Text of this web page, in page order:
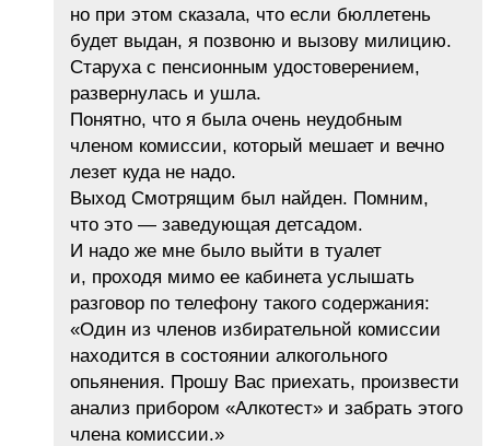
но при этом сказала, что если бюллетень
будет выдан, я позвоню и вызову милицию.
Старуха с пенсионным удостоверением,
развернулась и ушла.
Понятно, что я была очень неудобным
членом комиссии, который мешает и вечно
лезет куда не надо.
Выход Смотрящим был найден. Помним,
что это — заведующая детсадом.
И надо же мне было выйти в туалет
и, проходя мимо ее кабинета услышать
разговор по телефону такого содержания:
«Один из членов избирательной комиссии
находится в состоянии алкогольного
опьянения. Прошу Вас приехать, произвести
анализ прибором «Алкотест» и забрать этого
члена комиссии.»